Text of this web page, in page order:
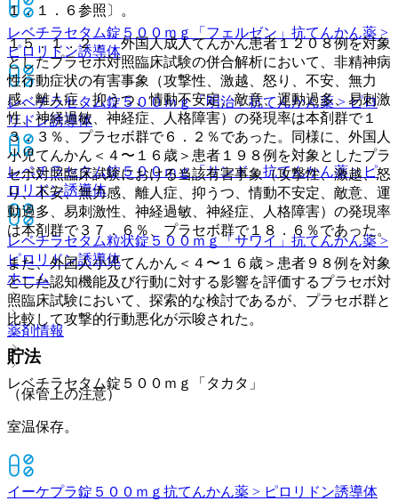
レベチラセタム錠５００ｍｇ「フェルゼン」 抗てんかん薬 >
ピロリドン誘導体
レベチラセタム錠５００ｍｇ「明治」抗てんかん薬 > ピロ
リドン誘導体
レベチラセタム錠５００ｍｇ「サンド」抗てんかん薬 > ピ
ロリドン誘導体
レベチラセタム粒状錠５００ｍｇ「サワイ」 抗てんかん薬 >
ピロリドン誘導体
ホーム
薬剤情報
レベチラセタム錠５００ｍｇ「タカタ」
１．１．６参照〕。
１５．１．２． 外国人成人てんかん患者１２０８例を対象
としたプラセボ対照臨床試験の併合解析において、非精神病
性行動症状の有害事象（攻撃性、激越、怒り、不安、無力
感、離人症、抑うつ、情動不安定、敵意、運動過多、易刺激
性、神経過敏、神経症、人格障害）の発現率は本剤群で１
３．３％、プラセボ群で６．２％であった。同様に、外国人
小児てんかん＜４〜１６歳＞患者１９８例を対象としたプラ
セボ対照臨床試験における当該有害事象（攻撃性、激越、怒
り、不安、無力感、離人症、抑うつ、情動不安定、敵意、運
動過多、易刺激性、神経過敏、神経症、人格障害）の発現率
は本剤群で３７．６％、プラセボ群で１８．６％であった。
また、外国人小児てんかん＜４〜１６歳＞患者９８例を対象
とした認知機能及び行動に対する影響を評価するプラセボ対
照臨床試験において、探索的な検討であるが、プラセボ群と
比較して攻撃的行動悪化が示唆された。
貯法
（保管上の注意）
室温保存。
イーケプラ錠５００ｍｇ 抗てんかん薬 > ピロリドン誘導体